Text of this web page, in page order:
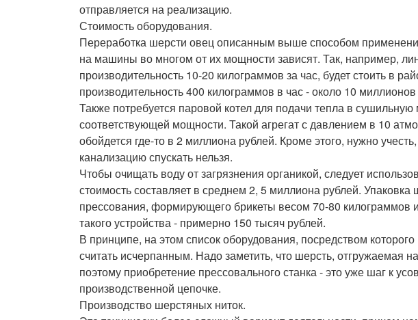
отправляется на реализацию.
Стоимость оборудования.
Переработка шерсти овец описанным выше способом
на машины во многом от их мощности зависят. Так, например,
производительность 10-20 килограммов за час, будет стоить в
производительность 400 килограммов в час - около 10
Также потребуется паровой котел для подачи тепла в
соответствующей мощности. Такой агрегат с давлением в 10
обойдется где-то в 2 миллиона рублей. Кроме этого, нужно
канализацию спускать нельзя.
Чтобы очищать воду от загрязнения органикой, следует
стоимость составляет в среднем 2, 5 миллиона рублей.
прессования, формирующего брикеты весом 70-80
такого устройства - примерно 150 тысяч рублей.
В принципе, на этом список оборудования, посредством
считать исчерпанным. Надо заметить, что шерсть, отгружаемая
поэтому приобретение прессовального станка - это уже шаг к
производственной цепочке.
Производство шерстяных ниток.